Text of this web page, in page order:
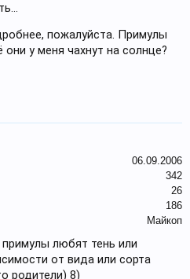
пожалуйста. Примулы
у меня чахнут на солнце?
06.09.2006
342
26
186
Майкоп
любят тень или
от вида или сорта
родители) 8)